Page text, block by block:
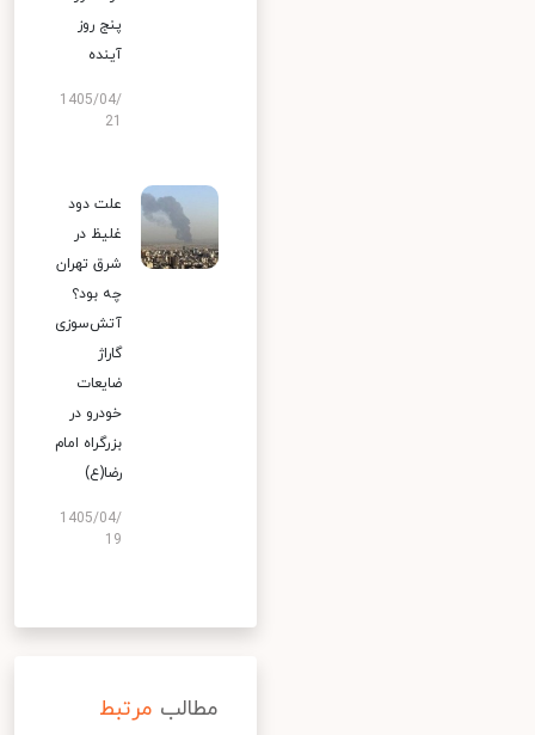
پنج روز
آینده
1405/04/
علت دود
غلیظ در
شرق تهران
چه بود؟
آتش‌سوزی
گاراژ
ضایعات
خودرو در
بزرگراه امام
رضا(ع)
1405/04/
19
مطالب مرتبط